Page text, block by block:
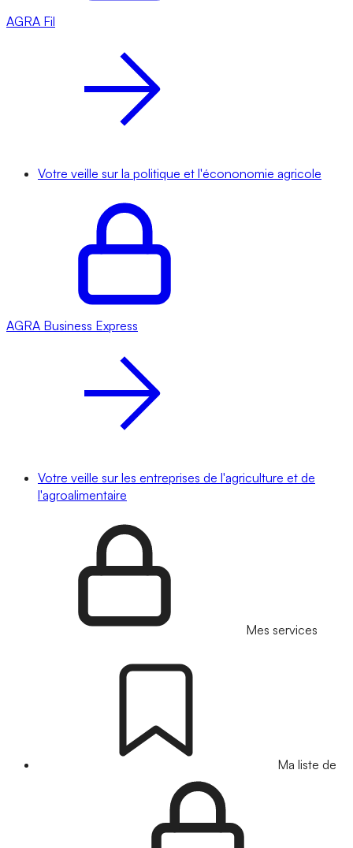
AGRA Fil
Votre veille sur la politique et l'écononomie agricole
AGRA Business Express
Votre veille sur les entreprises de l'agriculture et de
l'agroalimentaire
Mes services
Ma liste de